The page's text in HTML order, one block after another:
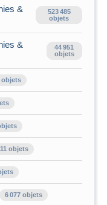
&
523 485
objets
&
44 951
objets
objets
objets
6 077 objets